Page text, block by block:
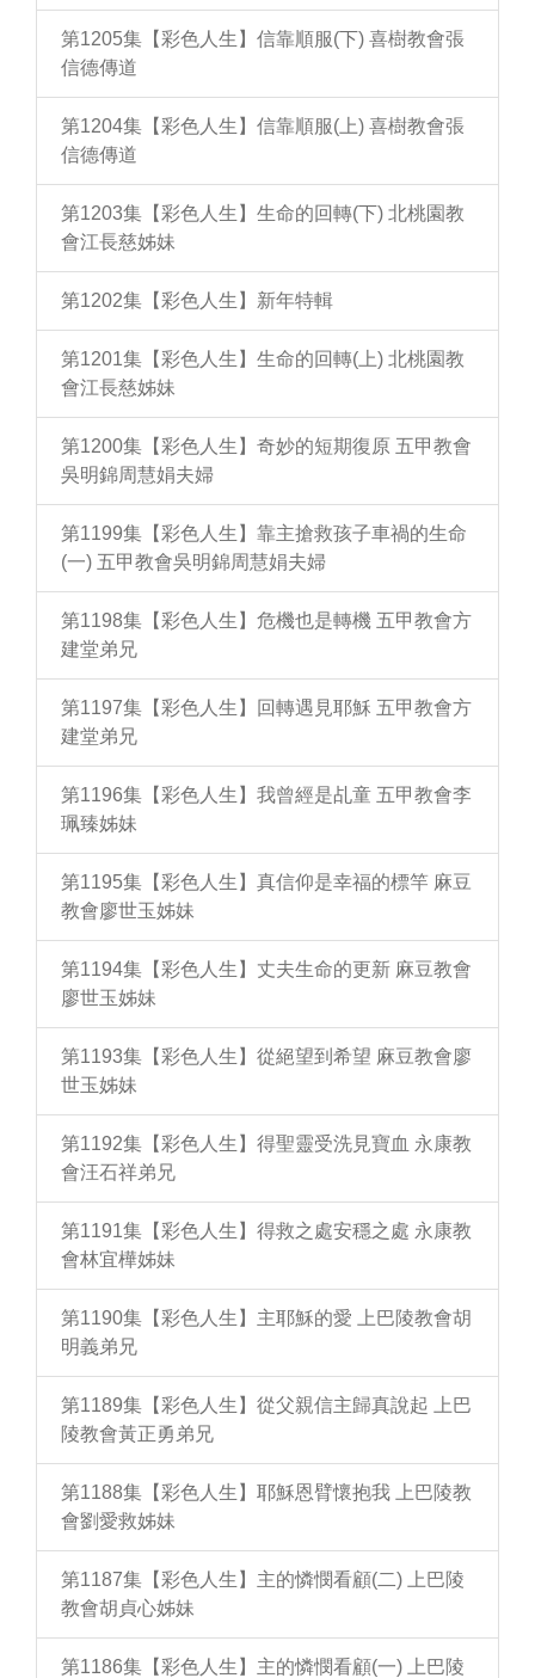
第1205集【彩色人生】信靠順服(下) 喜樹教會張
信德傳道
第1204集【彩色人生】信靠順服(上) 喜樹教會張
信德傳道
第1203集【彩色人生】生命的回轉(下) 北桃園教
會江長慈姊妹
第1202集【彩色人生】新年特輯
第1201集【彩色人生】生命的回轉(上) 北桃園教
會江長慈姊妹
第1200集【彩色人生】奇妙的短期復原 五甲教會
吳明錦周慧娟夫婦
第1199集【彩色人生】靠主搶救孩子車禍的生命
(一) 五甲教會吳明錦周慧娟夫婦
第1198集【彩色人生】危機也是轉機 五甲教會方
建堂弟兄
第1197集【彩色人生】回轉遇見耶穌 五甲教會方
建堂弟兄
第1196集【彩色人生】我曾經是乩童 五甲教會李
珮臻姊妹
第1195集【彩色人生】真信仰是幸福的標竿 麻豆
教會廖世玉姊妹
第1194集【彩色人生】丈夫生命的更新 麻豆教會
廖世玉姊妹
第1193集【彩色人生】從絕望到希望 麻豆教會廖
世玉姊妹
第1192集【彩色人生】得聖靈受洗見寶血 永康教
會汪石祥弟兄
第1191集【彩色人生】得救之處安穩之處 永康教
會林宜樺姊妹
第1190集【彩色人生】主耶穌的愛 上巴陵教會胡
明義弟兄
第1189集【彩色人生】從父親信主歸真說起 上巴
陵教會黃正勇弟兄
第1188集【彩色人生】耶穌恩臂懷抱我 上巴陵教
會劉愛救姊妹
第1187集【彩色人生】主的憐憫看顧(二) 上巴陵
教會胡貞心姊妹
第1186集【彩色人生】主的憐憫看顧(一) 上巴陵